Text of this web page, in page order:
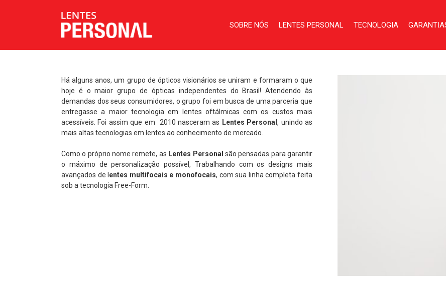
SOBRE NÓS LENTES PERSONAL TECNOLOGIA
Há alguns anos, um grupo de ópticos visionários se uniram e formaram o que
hoje é o maior grupo de ópticas independentes do Brasil! Atendendo às
demandas dos seus consumidores, o grupo foi em busca de uma parceria que
entregasse a maior tecnologia em lentes oftálmicas com os custos mais
acessíveis. Foi assim que em 2010 nasceram as Lentes Personal, unindo as
mais altas tecnologias em lentes ao conhecimento de mercado.
Como o próprio nome remete, as Lentes Personal são pensadas para garantir
o máximo de personalização possível, Trabalhando com os designs mais
avançados de l entes multifocais e monofocais, com sua linha completa feita
sob a tecnologia Free-Form.